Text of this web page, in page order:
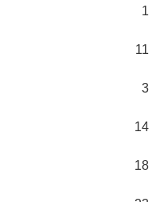
1
11
3
14
18